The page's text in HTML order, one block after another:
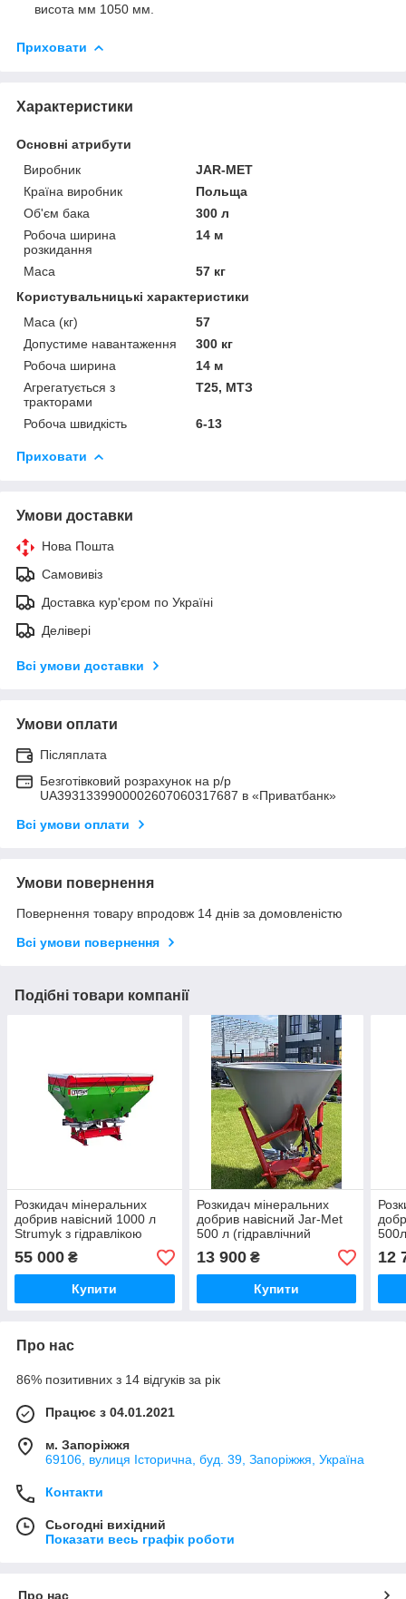
висота мм 1050 мм.
Приховати
Характеристики
Основні атрибути
Виробник
JAR-MET
Країна виробник
Польща
Об'єм бака
300 л
Робоча ширина
розкидання
14 м
Маса
57 кг
Користувальницькі характеристики
Маса (кг)
57
Допустиме навантаження
300 кг
Робоча ширина
14 м
Агрегатується з
тракторами
Т25, МТЗ
Робоча швидкість 6-13
Приховати
Умови доставки
Нова Пошта
Самовивіз
Доставка кур'єром по Україні
Делівері
Всі умови доставки
Умови оплати
Післяплата
Безготівковий розрахунок на р/р
UA3931339900002607060317687 в «Приватбанк»
Всі умови оплати
Умови повернення
Повернення товару впродовж 14 днів за домовленістю
Всі умови повернення
Подібні товари компанії
Розкидач мінеральних
добрив навісний 1000 л
Strumyk з гідравлікою
польський
55 000 ₴
Купити
Розкидач мінеральних
добрив навісний Jar-Met
500 л (гідравлічний
циліндр) польський
13 900₴
Купити
12
Про нас
86% позитивних з 14 відгуків за рік
Працює з 04.01.2021
м. Запоріжжя
69106, вулиця Історична, буд. 39, Запоріжжя, Україна
Контакти
Сьогодні вихідний
Показати весь графік роботи
Про нас